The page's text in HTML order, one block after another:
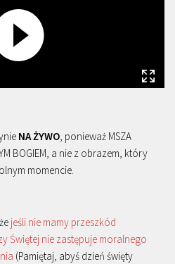
NA ŻYWO, ponieważ MSZA
BOGIEM, a nie z obrazem, który
momencie.
jeśli nie mamy przeszkód
Świętej nie zastępuje moralnego
(Pamiętaj, abyś dzień święty